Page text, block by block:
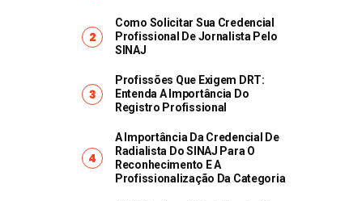
Como Solicitar Sua Credencial
Profissional De Jornalista Pelo
SINAJ
Profissões Que Exigem DRT:
Entenda A Importância Do
Registro Profissional
A Importância Da Credencial De
Radialista Do SINAJ Para O
Reconhecimento E A
Profissionalização Da Categoria